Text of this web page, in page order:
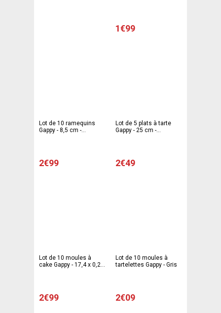
1€99
Lot de 10 ramequins
Gappy - 8,5 cm -
2€99
Lot de 5 plats à tarte
Gappy - 25 cm -
2€49
Lot de 10 moules à
cake Gappy - 17,4 x 0,24
2€99
Lot de 10 moules à
tartelettes Gappy - Gris
2€09